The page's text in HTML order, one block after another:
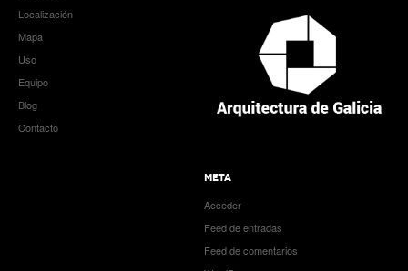
Localización
Mapa
Uso
Equipo
Blog
Contacto
META
Acceder
Feed de entradas
Feed de comentarios